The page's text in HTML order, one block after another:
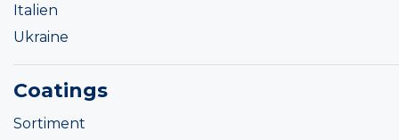
Italien
Ukraine
Coatings
Sortiment